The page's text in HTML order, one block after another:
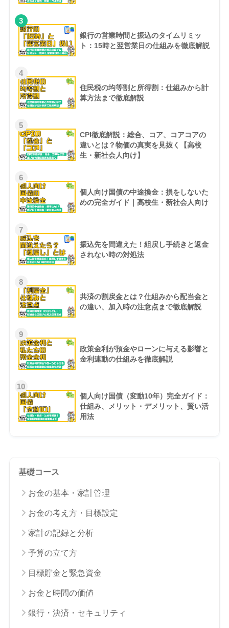
3
銀行の営業時間と振込のタイムリミッ
ト：15時と翌営業日の仕組みを徹底解説
4
住民税の均等割と所得割：仕組みから計
算方法まで徹底解説
5
CPI徹底解説：総合、コア、コアコアの
違いとは？物価の真実を見抜く【高校
生・新社会人向け】
6
個人向け国債の中途換金：損をしないた
めの完全ガイド｜高校生・新社会人向け
7
振込先を間違えた！組戻し手続きと返金
されない時の対処法
8
共済の割戻金とは？仕組みから配当金と
の違い、加入時の注意点まで徹底解説
9
政策金利が預金やローンに与える影響と
金利連動の仕組みを徹底解説
10
個人向け国債（変動10年）完全ガイド：
仕組み、メリット・デメリット、賢い活
用法
基礎コース
お金の基本・家計管理
お金の考え方・目標設定
家計の記録と分析
予算の立て方
目標貯金と緊急資金
お金と時間の価値
銀行・決済・セキュリティ